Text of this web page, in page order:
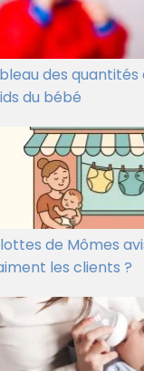
des quantités
du bébé
de Mômes
les clients ?